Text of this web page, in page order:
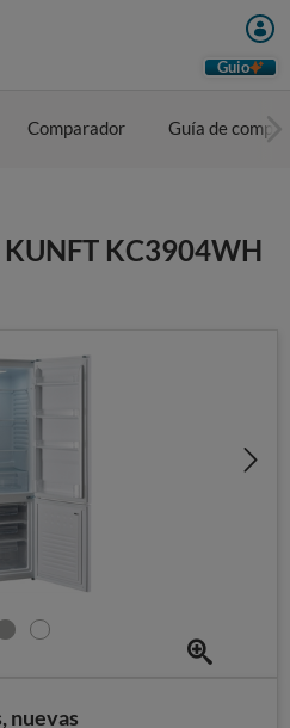
Guio
Comparador Guía de compra
KC3904WH
nuevas